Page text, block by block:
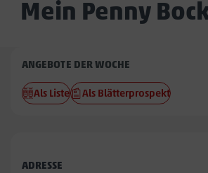
Mein Penny
Penny
Bockelsberg
ANGEBOTE DER WOCHE
Als Liste Als Blätterprospekt
ADRESSE